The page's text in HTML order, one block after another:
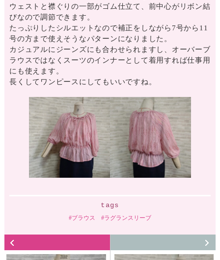
ウェストと襟ぐりの一部がゴム仕立て、前中心がリボン結
びなので調節できます。
たっぷりしたシルエットなので補正をしながら7号から11
号の方まで使えそうなパターンになりました。
カジュアルにジーンズにも合わせられますし、オーバーブ
ラウスではなくスーツのインナーとして着用すれば仕事用
にも使えます。
長くしてワンピースにしてもいいですね。
tags
ブラウス ラグランスリーブ